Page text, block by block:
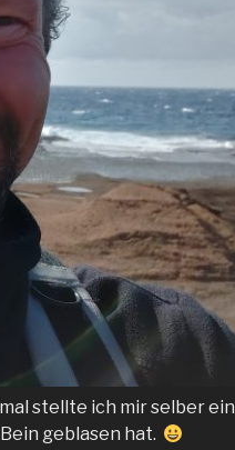
stellte ich mir selber ein
geblasen hat.